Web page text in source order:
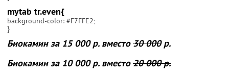
mytab tr.even{
background-color: #F7FFE2;
}
Биокамин за 15 000 р. вместо30 000р.
Биокамин за 10 000 р. вместо20 000 р.